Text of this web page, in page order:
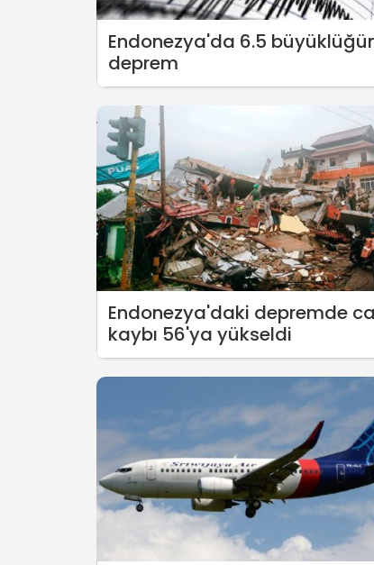
Endonezya'da 6.5
deprem
Endonezya'daki depremde
kaybı 56'ya yükseldi